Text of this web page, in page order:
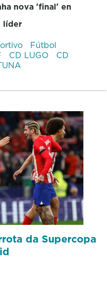
nova 'final' en
líder
Fútbol
CD LUGO
CD
da Supercopa